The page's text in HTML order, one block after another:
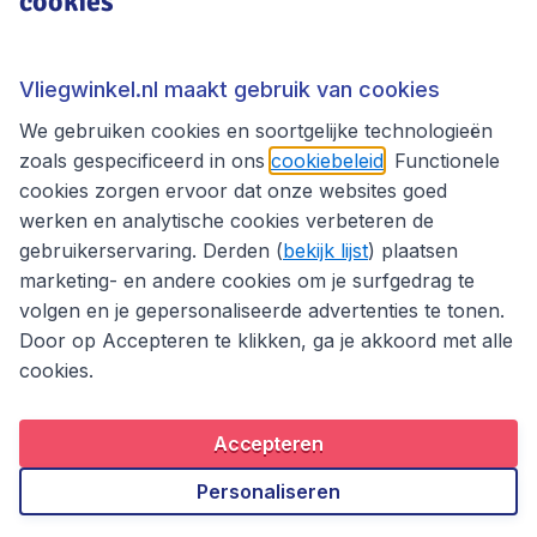
Thema's
Privacybeleid
Copyright © 2026
Vliegwinkel.nl maakt gebruik van cookies
We gebruiken cookies en soortgelijke technologieën
zoals gespecificeerd in ons cookiebeleid . Functionele
cookies zorgen ervoor dat onze websites goed
werken en analytische cookies verbeteren de
gebruikerservaring. Derden (bekijk lijst) plaatsen
marketing- en andere cookies om je surfgedrag te
volgen en je gepersonaliseerde advertenties te tonen.
Door op Accepteren te klikken, ga je akkoord met alle
cookies.
Accepteren
Personaliseren